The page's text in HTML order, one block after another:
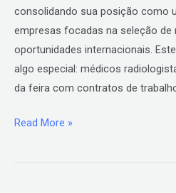
consolidando sua posição como
empresas focadas na seleção
oportunidades internacionais.
algo especial: médicos
da feira com contratos de
Read More »